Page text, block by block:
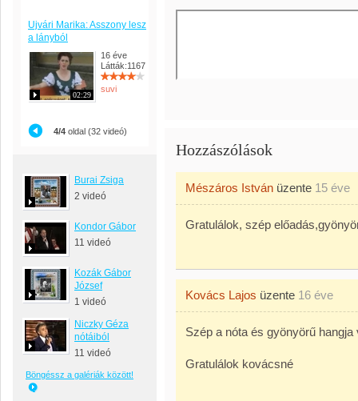
Ujvári Marika: Asszony lesz
a lányból
02:29
16 éve
Látták:1167
suvi
4/4 oldal (32 videó)
Burai Zsiga
2 videó
Kondor Gábor
11 videó
Kozák Gábor
József
1 videó
Niczky Géza
nótáiból
11 videó
Böngéssz a galériák között!
Hozzászólások
Mészáros István üzente 15 éve
Gratulálok, szép
Kovács Lajos üzente 16 éve
Szép a nóta és gyönyörű
Gratulálok kovácsné